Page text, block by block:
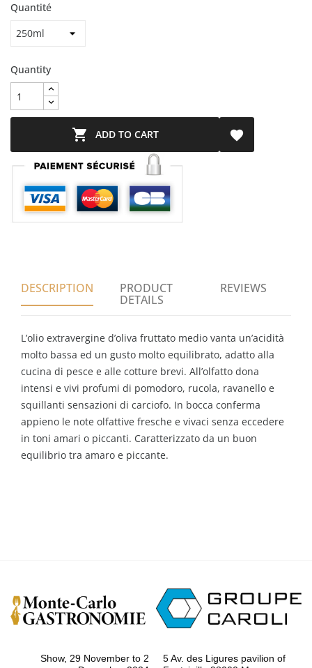
Quantité
Quantity
 ADD TO CART 
DESCRIPTION PRODUCT
DETAILS
REVIEWS
L’olio extravergine d’oliva fruttato medio vanta un’acidità
molto bassa ed un gusto molto equilibrato, adatto alla
cucina di pesce e alle cotture brevi. All’olfatto dona
intensi e vivi profumi di pomodoro, rucola, ravanello e
squillanti sensazioni di carciofo. In bocca conferma
appieno le note olfattive fresche e vivaci senza eccedere
in toni amari o piccanti. Caratterizzato da un buon
equilibrio tra amaro e piccante.
Show, 29 November to 2
5 Av. des Ligures pavilion of